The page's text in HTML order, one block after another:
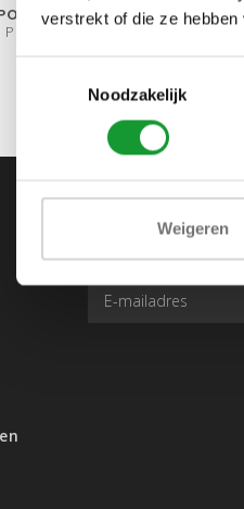
verstrekt of die ze
Noodzakelijk
Weigeren